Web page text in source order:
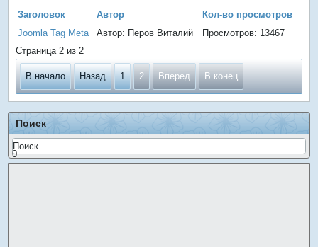
Заголовок Автор
Кол-во просмотров
Joomla Tag Meta
Автор: Перов Виталий
Просмотров: 13467
Страница 2 из 2
В начало Назад 1 2 Вперед В конец
Поиск
0